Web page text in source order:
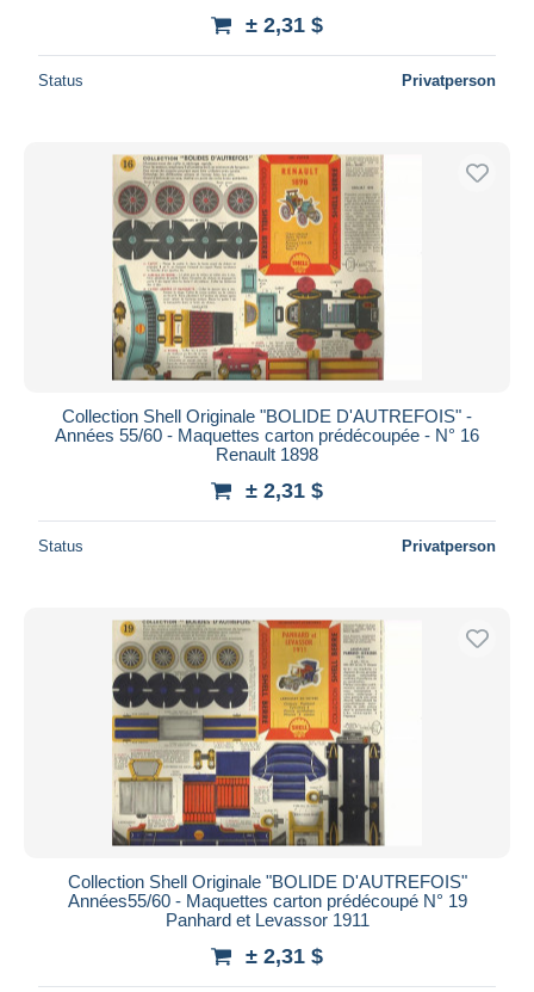
± 2,31 $
Status Privatperson
Collection Shell Originale "BOLIDE D'AUTREFOIS" -
Années 55/60 - Maquettes carton prédécoupée - N° 16
Renault 1898
± 2,31 $
Status Privatperson
Collection Shell Originale "BOLIDE D'AUTREFOIS"
Années55/60 - Maquettes carton prédécoupé N° 19
Panhard et Levassor 1911
± 2,31 $